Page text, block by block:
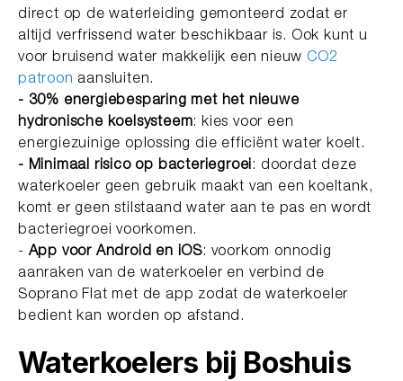
direct op de waterleiding gemonteerd zodat er
altijd verfrissend water beschikbaar is. Ook kunt u
voor bruisend water makkelijk een nieuw CO2
patroon aansluiten.
- 30% energiebesparing met het nieuwe
hydronische koelsysteem: kies voor een
energiezuinige oplossing die efficiënt water koelt.
- Minimaal risico op bacteriegroei : doordat deze
waterkoeler geen gebruik maakt van een koeltank,
komt er geen stilstaand water aan te pas en wordt
bacteriegroei voorkomen.
- App voor Android en iOS: voorkom onnodig
aanraken van de waterkoeler en verbind de
Soprano Flat met de app zodat de waterkoeler
bedient kan worden op afstand.
Waterkoelers bij Boshuis